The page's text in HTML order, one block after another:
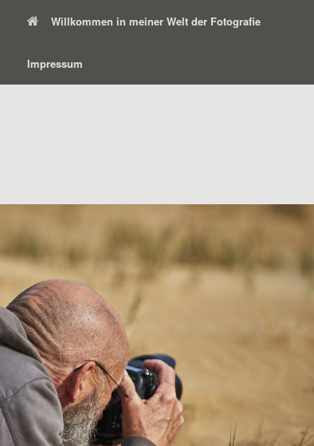
Willkommen in meiner Welt der Fotografie
Impressum